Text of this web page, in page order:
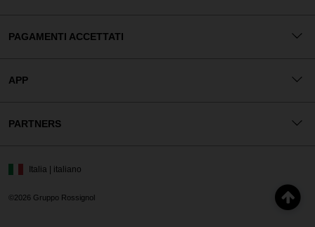
PAGAMENTI ACCETTATI
APP
PARTNERS
©2026 Gruppo Rossignol
Italia | italiano